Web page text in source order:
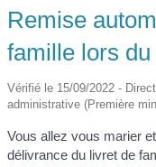
Remise
famille lors
Vérifié le 15/09/2022 -
administrative (Première
Vous allez vous marier
délivrance du livret de